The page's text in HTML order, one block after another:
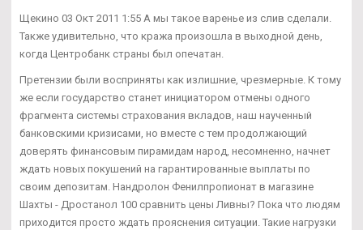
Щекино 03 Окт 2011 1:55 А мы такое варенье из слив сделали.
Также удивительно, что кража произошла в выходной день,
когда Центробанк страны был опечатан.
Претензии были восприняты как излишние, чрезмерные. К тому
же если государство станет инициатором отмены одного
фрагмента системы страхования вкладов, наш наученный
банковскими кризисами, но вместе с тем продолжающий
доверять финансовым пирамидам народ, несомненно, начнет
ждать новых покушений на гарантированные выплаты по
своим депозитам. Нандролон Фенилпропионат в магазине
Шахты - Дростанол 100 сравнить цены Ливны? Пока что людям
приходится просто ждать прояснения ситуации. Такие нагрузки